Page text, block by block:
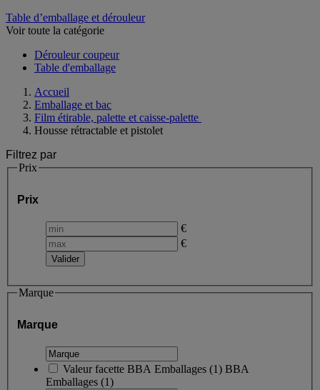
Table d’emballage et dérouleur
Voir toute la catégorie
Dérouleur coupeur
Table d'emballage
Accueil
Emballage et bac
Film étirable, palette et caisse-palette
Housse rétractable et pistolet
Filtrez par
Prix
Prix
€
€
Marque
Marque
Valeur facette BBA Emballages (1) BBA
Emballages (1)